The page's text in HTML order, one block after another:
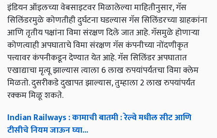
इंडियन ऑइलच्या वेबसाइटवर मिळालेल्या माहितीनुसार, गॅस
सिलिंडरमुळे कोणतीही दुर्घटना घडल्यास गॅस सिलिंडरच्या ग्राहकांना
आणि तृतीय पक्षांना विमा संरक्षण दिले जात आहे. गॅसमुळे होणाऱ्या
कोणत्याही अपघाताचे विमा संरक्षण गॅस कंपनीच्या नोंदणीकृत
पत्त्यावर कंपनीकडून देण्यात येत आहे. गॅस सिलिंडर अपघातात
एखाद्याचा मृत्यू झाल्यास त्याला 6 लाख रुपयांपर्यंतचा विमा क्लेम
मिळतो. दुसरीकडे दुखापत झाल्यास, तुम्हाला 2 लाख रुपयांपर्यंत
रक्कम मिळू शकते.
Indian Railways : कामाची बातमी : रेल्वे मधील सीट आणि
टीसीचे नियम जाऊन घ्या...